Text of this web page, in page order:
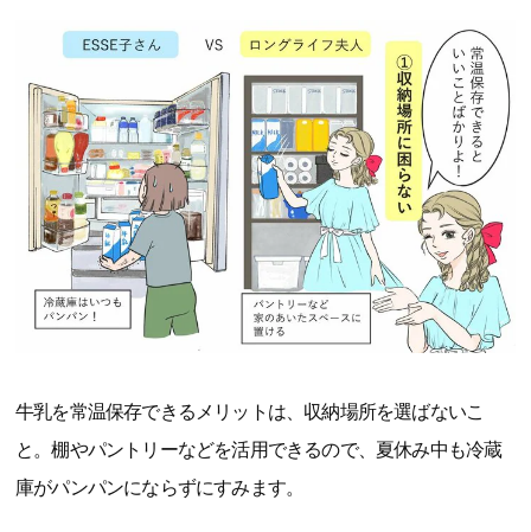
牛乳を常温保存できるメリットは、収納場所を選ばないこ
と。棚やパントリーなどを活用できるので、夏休み中も冷蔵
庫がパンパンにならずにすみます。